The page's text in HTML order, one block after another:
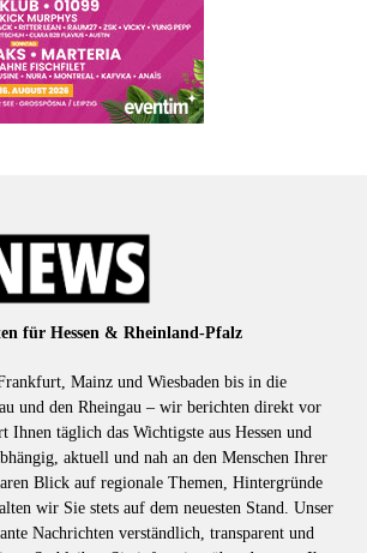
für Hessen & Rheinland-Pfalz
Mainz und Wiesbaden bis in die
und den Rheingau – wir berichten direkt vor
täglich das Wichtigste aus Hessen und
aktuell und nah an den Menschen Ihrer
Blick auf regionale Themen, Hintergründe
wir Sie stets auf dem neuesten Stand. Unser
Nachrichten verständlich, transparent und